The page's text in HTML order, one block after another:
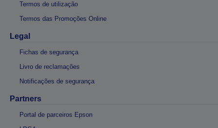
Termos de utilização
Termos das Promoções Online
Legal
Fichas de segurança
Livro de reclamações
Notificações de segurança
Partners
Portal de parceiros Epson